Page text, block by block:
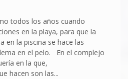
todos los años cuando
en la playa, para que la
en la piscina se hace las
en el pelo. En el complejo
en la que,
hacen son las...